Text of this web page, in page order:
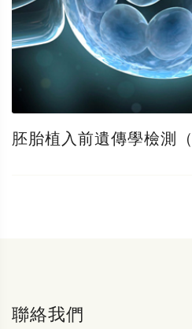
胚胎植入前遺傳學檢測（
聯絡我們